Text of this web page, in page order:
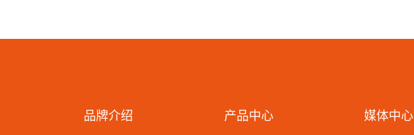
品牌介绍 产品中心 媒体中心